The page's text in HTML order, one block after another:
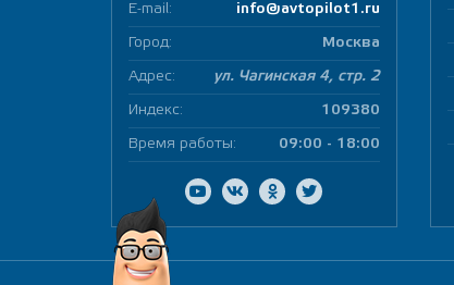
E-mail: info@avtopilot1.ru
Город: Москва
Адрес: ул. Чагинская 4, стр. 2
Индекс: 109380
Время работы: 09:00 - 18:00